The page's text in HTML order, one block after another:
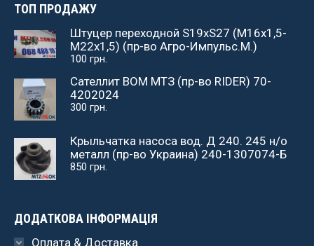
ТОП ПРОДАЖУ
Штуцер переходной S19хS27 (М16x1,5-
М22x1,5) (пр-во Агро-Импульс.М.)
100 грн.
Сателлит ВОМ МТЗ (пр-во RIDER) 70-
4202024
300 грн.
Крыльчатка насоса вод. Д 240. 245 н/о
металл (пр-во Украина) 240-1307074-Б
850 грн.
ДОДАТКОВА ІНФОРМАЦІЯ
Оплата & Доставка